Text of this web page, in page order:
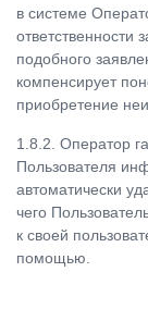
в системе
ответственности
подобного
компенсирует
приобретение
1.8.2. Оператор
Пользователя
автоматически
чего
к своей
помощью.